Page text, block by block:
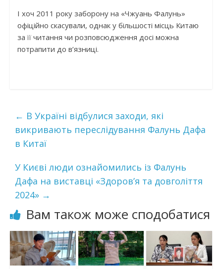
І хоч 2011 року заборону на «Чжуань Фалунь»
офіційно скасували, однак у більшості місць Китаю
за її читання чи розповсюдження досі можна
потрапити до в’язниці.
← В Україні відбулися заходи, які
викривають переслідування Фалунь Дафа
в Китаї
У Києві люди ознайомились із Фалунь
Дафа на виставці «Здоров’я та довголіття
2024» →
Вам також може сподобатися